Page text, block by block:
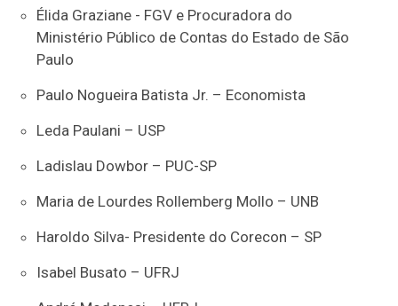
⁠Élida Graziane - FGV e Procuradora do
Ministério Público de Contas do Estado de São
Paulo
⁠Paulo Nogueira Batista Jr. – Economista
⁠Leda Paulani – USP
⁠Ladislau Dowbor – PUC-SP
⁠Maria de Lourdes Rollemberg Mollo – UNB
⁠Haroldo Silva- Presidente do Corecon – SP
⁠Isabel Busato – UFRJ